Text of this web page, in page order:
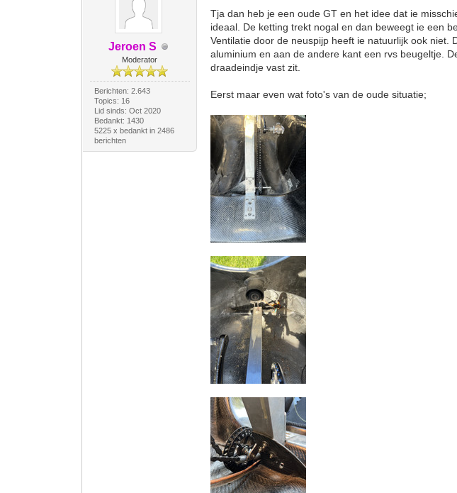
Jeroen S
Moderator
Berichten: 2.643
Topics: 16
Lid sinds: Oct 2020
Bedankt: 1430
5225 x bedankt in 2486
berichten
Tja dan heb je een oude GT en het idee dat ie
ideaal. De ketting trekt nogal en dan beweegt ie een
Ventilatie door de neuspijp heeft ie natuurlijk ook
aluminium en aan de andere kant een rvs beugeltje.
draadeindje vast zit.
Eerst maar even wat foto's van de oude situatie;